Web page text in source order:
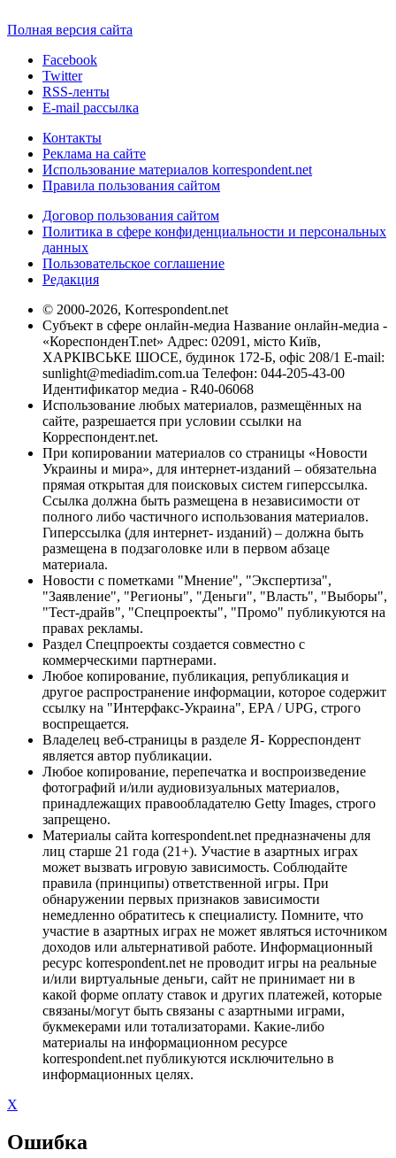
Полная версия сайта
Facebook
Twitter
RSS-ленты
E-mail рассылка
Контакты
Реклама на сайте
Использование материалов korrespondent.net
Правила пользования сайтом
Договор пользования сайтом
Политика в сфере конфиденциальности и персональных
данных
Пользовательское соглашение
Редакция
© 2000-2026, Korrespondent.net
Субъект в сфере онлайн-медиа Название онлайн-медиа -
«КореспонденТ.net» Адрес: 02091, місто Київ,
ХАРКІВСЬКЕ ШОСЕ, будинок 172-Б, офіс 208/1 E-mail:
sunlight@mediadim.com.ua Телефон: 044-205-43-00
Идентификатор медиа - R40-06068
Использование любых материалов, размещённых на
сайте, разрешается при условии ссылки на
Корреспондент.net.
При копировании материалов со страницы «Новости
Украины и мира», для интернет-изданий – обязательна
прямая открытая для поисковых систем гиперссылка.
Ссылка должна быть размещена в независимости от
полного либо частичного использования материалов.
Гиперссылка (для интернет- изданий) – должна быть
размещена в подзаголовке или в первом абзаце
материала.
Новости с пометками "Мнение", "Экспертиза",
"Заявление", "Регионы", "Деньги", "Власть", "Выборы",
"Тест-драйв", "Спецпроекты", "Промо" публикуются на
правах рекламы.
Раздел Спецпроекты создается совместно с
коммерческими партнерами.
Любое копирование, публикация, републикация и
другое распространение информации, которое содержит
ссылку на "Интерфакс-Украина", EPA / UPG, строго
воспрещается.
Владелец веб-страницы в разделе Я- Корреспондент
является автор публикации.
Любое копирование, перепечатка и воспроизведение
фотографий и/или аудиовизуальных материалов,
принадлежащих правообладателю Getty Images, строго
запрещено.
Материалы сайта korrespondent.net предназначены для
лиц старше 21 года (21+). Участие в азартных играх
может вызвать игровую зависимость. Соблюдайте
правила (принципы) ответственной игры. При
обнаружении первых признаков зависимости
немедленно обратитесь к специалисту. Помните, что
участие в азартных играх не может являться источником
доходов или альтернативой работе. Информационный
ресурс korrespondent.net не проводит игры на реальные
и/или виртуальные деньги, сайт не принимает ни в
какой форме оплату ставок и других платежей, которые
связаны/могут быть связаны с азартными играми,
букмекерами или тотализаторами. Какие-либо
материалы на информационном ресурсе
korrespondent.net публикуются исключительно в
информационных целях.
X
Ошибка